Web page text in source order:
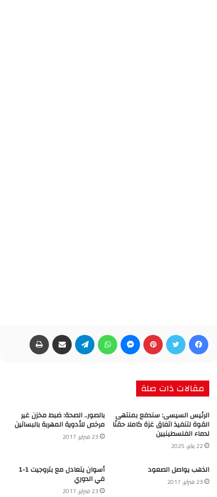
فيسبوك تويتر بينتيريست ماسنجر واتساب تيلقرام مشاركة عبر البريد
مقالات ذات صلة
الرئيس السيسى: سندفع بمنتهى
القوة لتنفيذ اتفاق غزة كاملا حقنًا
لدماء الفلسطينيين
22 يناير، 2025
بالصور.. الصحة: ضبط مخزن غير
مرخص للأدوية المهربة بالبساتين
23 فبراير، 2017
الذهب يواصل الصعود
23 فبراير، 2017
أسوان يتعادل مع بتروجيت 1-1
في الدوري
23 فبراير، 2017